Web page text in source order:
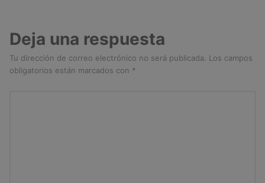
Deja una respuesta
Tu dirección de correo electrónico no será publicada.
Los campos
obligatorios están marcados con *